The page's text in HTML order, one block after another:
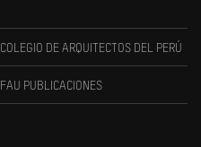
COLEGIO DE ARQUITECTOS DEL PERÚ
FAU PUBLICACIONES